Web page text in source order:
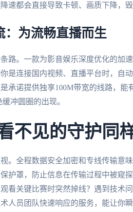
速都会直接导致卡顿、画质下降，毁
：为流畅直播而生
路。一款为影音娱乐深度优化的加
是连接国内视频、直播平台时，自
承诺提供独享100M带宽的线路，能
冲圆圈的出现。
不见的守护同
。全程数据安全加密和专线传输意
护罩，防止信息在传输过程中被窥
看关键比赛时突然掉线？遇到技术
人员团队快速响应的服务，能让你